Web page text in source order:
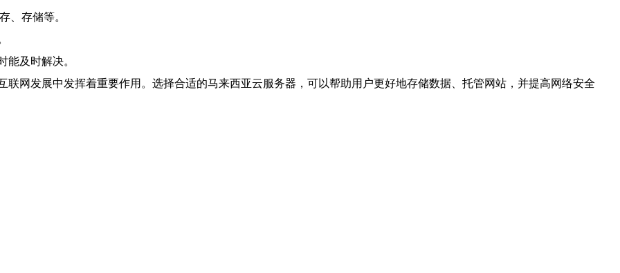
、存储等。
能及时解决。
网发展中发挥着重要作用。选择合适的马来西亚云服务器，可以帮助用户更好地存储数据、托管网站，并提高网络安全